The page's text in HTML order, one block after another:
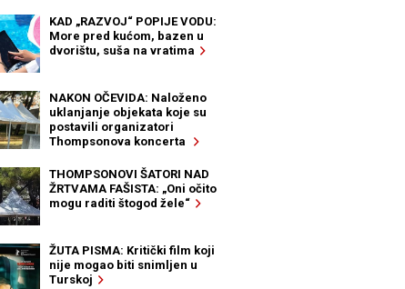
KAD „RAZVOJ“ POPIJE VODU:
More pred kućom, bazen u
dvorištu, suša na vratima
NAKON OČEVIDA: Naloženo
uklanjanje objekata koje su
postavili organizatori
Thompsonova koncerta
THOMPSONOVI ŠATORI NAD
ŽRTVAMA FAŠISTA: „Oni očito
mogu raditi štogod žele“
ŽUTA PISMA: Kritički film koji
nije mogao biti snimljen u
Turskoj